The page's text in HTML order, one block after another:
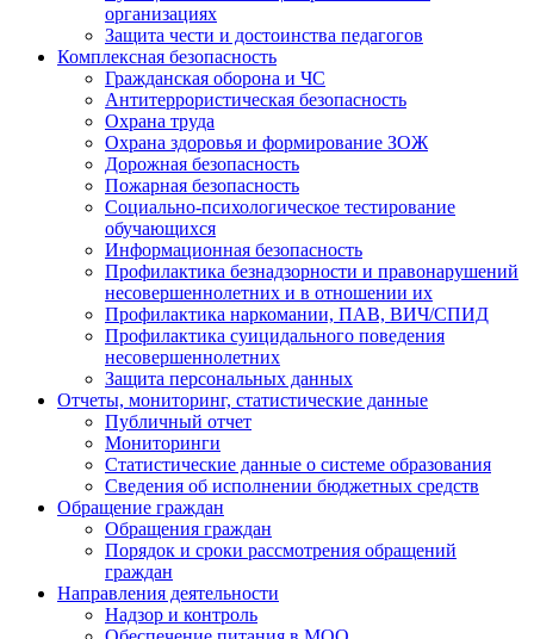
организациях
Защита чести и достоинства педагогов
Комплексная безопасность
Гражданская оборона и ЧС
Антитеррористическая безопасность
Охрана труда
Охрана здоровья и формирование ЗОЖ
Дорожная безопасность
Пожарная безопасность
Социально-психологическое тестирование
обучающихся
Информационная безопасность
Профилактика безнадзорности и правонарушений
несовершеннолетних и в отношении их
Профилактика наркомании, ПАВ, ВИЧ/СПИД
Профилактика суицидального поведения
несовершеннолетних
Защита персональных данных
Отчеты, мониторинг, статистические данные
Публичный отчет
Мониторинги
Статистические данные о системе образования
Сведения об исполнении бюджетных средств
Обращение граждан
Обращения граждан
Порядок и сроки рассмотрения обращений
граждан
Направления деятельности
Надзор и контроль